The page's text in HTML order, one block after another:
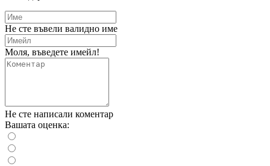
Не сте въвели валидно име
Моля, въведете имейл!
Не сте написали коментар
Вашата оценка: